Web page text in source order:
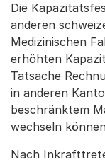
Die
anderen
Medizinischen
erhöhten
Tatsache
in anderen
beschränktem
wechseln
Nach